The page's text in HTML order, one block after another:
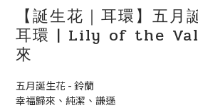
｜啟德Airside｜MOKO新世紀｜銅鑼灣
場】
【誕生花｜耳環】五
耳環 | Lily of the
來
五月誕生花 - 鈴蘭
幸福歸來、純潔、謙遜